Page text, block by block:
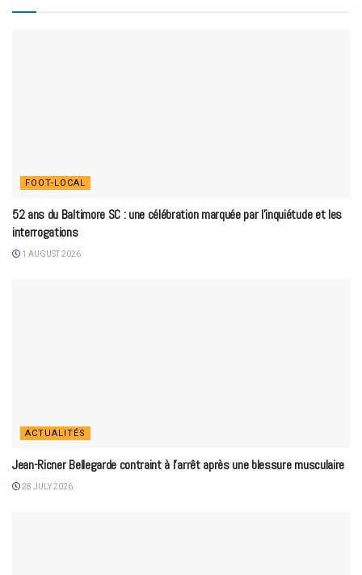
FOOT-LOCAL
52 ans du Baltimore SC : une célébration marquée par l’inquiétude et les
interrogations
1 AUGUST 2026
ACTUALITÉS
Jean-Ricner Bellegarde contraint à l’arrêt après une blessure musculaire
28 JULY 2026